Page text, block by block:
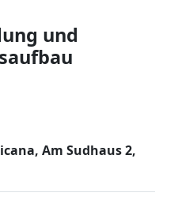
und
Am Sudhaus 2,